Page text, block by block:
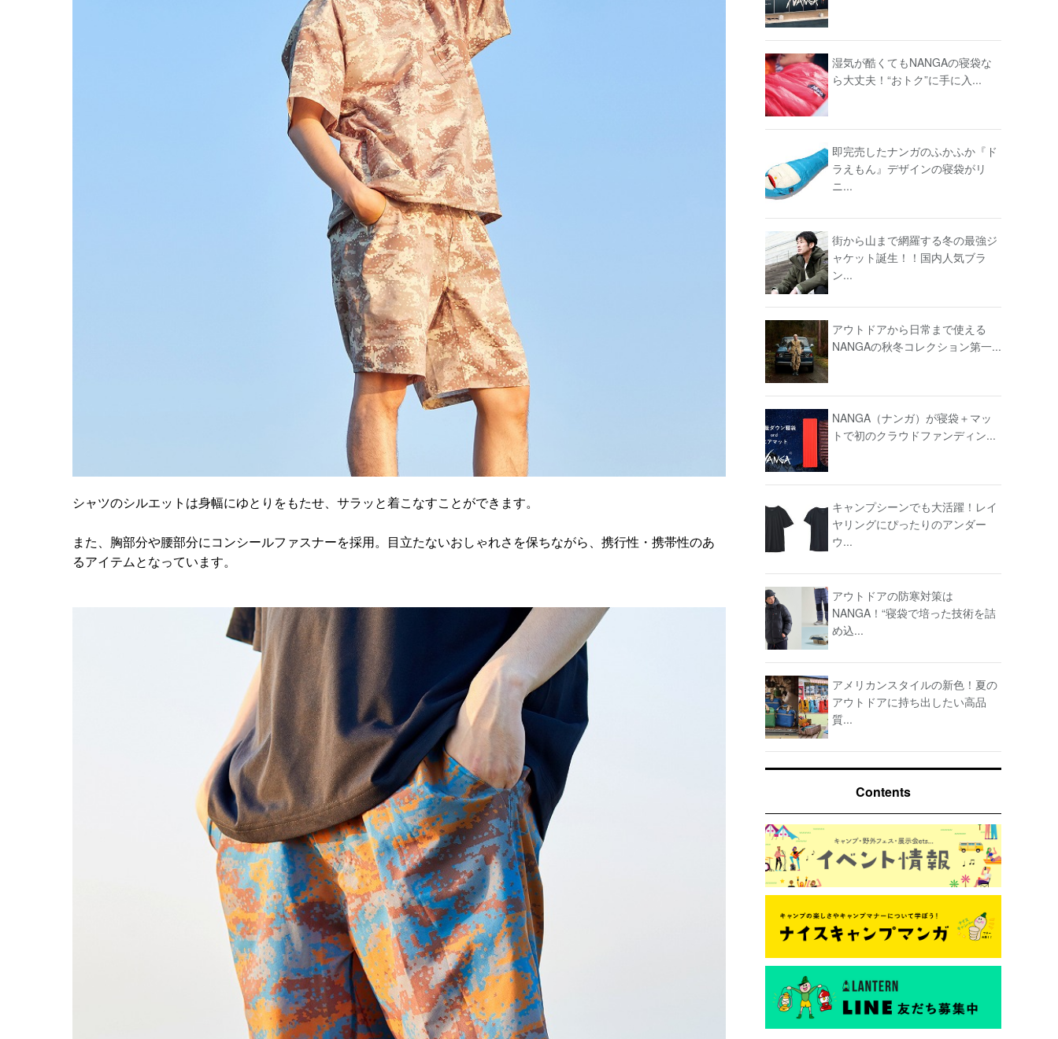
シャツのシルエットは身幅にゆとりをもたせ、サラッと着こなすことができます。
また、胸部分や腰部分にコンシールファスナーを採用。目立たないおしゃれさを保ちながら、携行性・携帯性のあ
るアイテムとなっています。
湿気が酷くてもNANGAの寝袋な
ら大丈夫！“おトク”に手に入...
即完売したナンガのふかふか『ド
ラえもん』デザインの寝袋がリ
ニ...
街から山まで網羅する冬の最強ジ
ャケット誕生！！国内人気ブラ
ン...
アウトドアから日常まで使える
NANGAの秋冬コレクション第一...
NANGA（ナンガ）が寝袋＋マッ
トで初のクラウドファンディン...
キャンプシーンでも大活躍！レイ
ヤリングにぴったりのアンダー
ウ...
アウトドアの防寒対策は
NANGA！“寝袋で培った技術を詰
め込...
アメリカンスタイルの新色！夏の
アウトドアに持ち出したい高品
質...
Contents